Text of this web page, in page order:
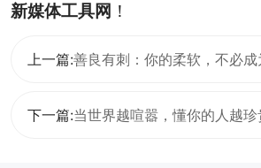
新媒体工具网 ！
上一篇:善良有刺：你的柔软，不必成
下一篇:当世界越喧嚣，懂你的人越珍